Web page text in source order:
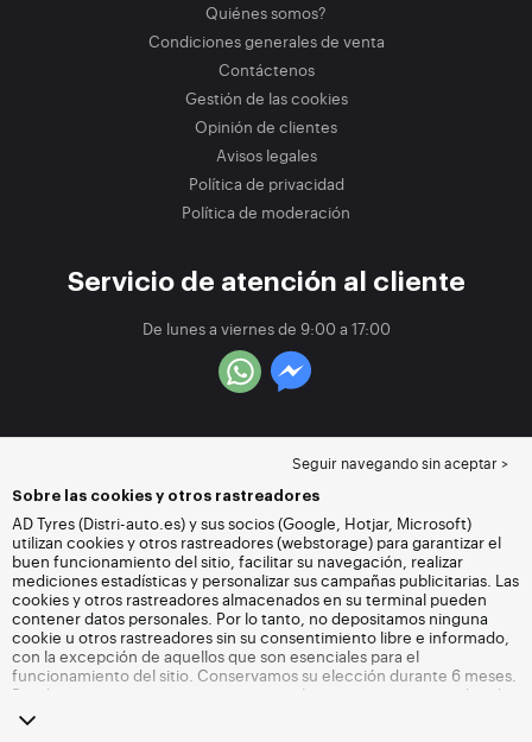
Quiénes somos?
Condiciones generales de venta
Contáctenos
Gestión de las cookies
Opinión de clientes
Avisos legales
Política de privacidad
Política de moderación
Servicio de atención al cliente
De lunes a viernes de 9:00 a 17:00
Seguir navegando sin aceptar >
Sobre las cookies y otros rastreadores
AD Tyres (Distri-auto.es) y sus socios (Google, Hotjar, Microsoft)
utilizan cookies y otros rastreadores (webstorage) para garantizar el
buen funcionamiento del sitio, facilitar su navegación, realizar
mediciones estadísticas y personalizar sus campañas publicitarias. Las
cookies y otros rastreadores almacenados en su terminal pueden
contener datos personales. Por lo tanto, no depositamos ninguna
cookie u otros rastreadores sin su consentimiento libre e informado,
con la excepción de aquellos que son esenciales para el
funcionamiento del sitio. Conservamos su elección durante 6 meses.
Puede retirar su consentimiento en cualquier momento accediendo
a la
navegando sin aceptar el depósito de cookies u otros rastreadores.